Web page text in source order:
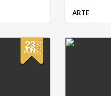
ARTE
23
JUN2023